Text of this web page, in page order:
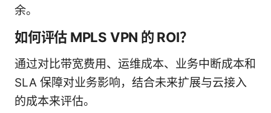
余。
如何评估 MPLS VPN 的 ROI？
通过对比带宽费用、运维成本、业务中断成本和
SLA 保障对业务影响，结合未来扩展与云接入
的成本来评估。